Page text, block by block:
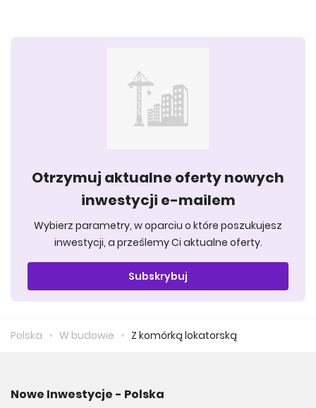
Otrzymuj aktualne oferty nowych
inwestycji e-mailem
Wybierz parametry, w oparciu o które poszukujesz
inwestycji, a prześlemy Ci aktualne oferty.
Subskrybuj
Polska W budowie Z komórką lokatorską
Nowe Inwestycje - Polska